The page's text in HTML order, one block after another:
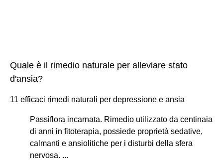
Quale è il rimedio naturale per alleviare stato
d'ansia?
11 efficaci rimedi naturali per depressione e ansia
Passiflora incarnata. Rimedio utilizzato da centinaia
di anni in fitoterapia, possiede proprietà sedative,
calmanti e ansiolitiche per i disturbi della sfera
nervosa. ...